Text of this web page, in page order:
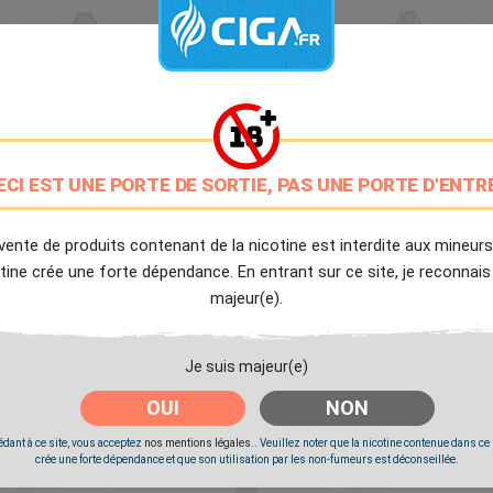
EST UNE PORTE DE SORTIE, PAS UNE PORTE
de produits contenant de la nicotine est interdite aux
crée une forte dépendance. En entrant sur ce site, je
majeur(e).
Je suis majeur(e)
OUI NON
à ce site, vous acceptez nos mentions légales.
. Veuillez noter que la nicotine contenue dans
crée une forte dépendance et que son utilisation par les non-fumeurs est déconseillée.
Prix
13,90 €
Dragon - Révolute
13,90 €